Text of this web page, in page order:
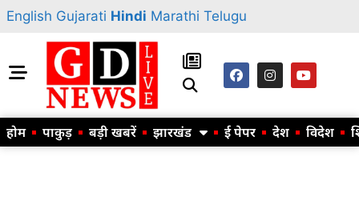
English Gujarati Hindi Marathi Telugu
होम पाकुड़ बड़ी खबरें झारखंड ई पेपर देश विदेश